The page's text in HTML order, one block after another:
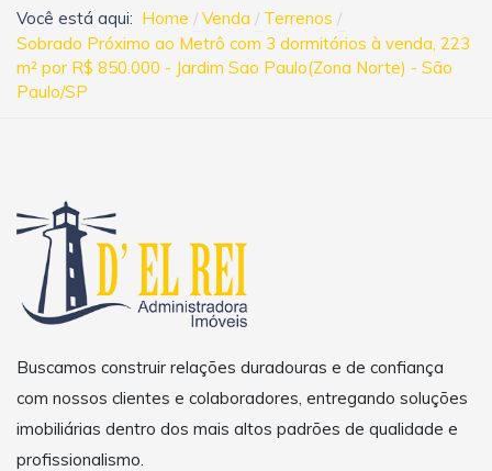
Você está aqui: Home Venda
Terrenos
Sobrado Próximo ao Metrô com 3 dormitórios à venda, 223
m² por R$ 850.000 - Jardim Sao Paulo(Zona Norte) - São
Paulo/SP
Buscamos construir relações duradouras e de confiança
com nossos clientes e colaboradores, entregando soluções
imobiliárias dentro dos mais altos padrões de qualidade e
profissionalismo.